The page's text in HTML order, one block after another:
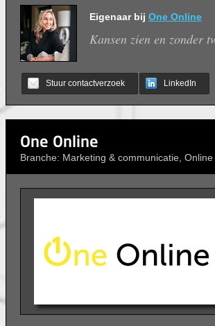
Eigenaar bij One Online
Kansen zien en zonder
Stuur contactverzoek LinkedIn
One Online
Branche: Marketing & communicatie,